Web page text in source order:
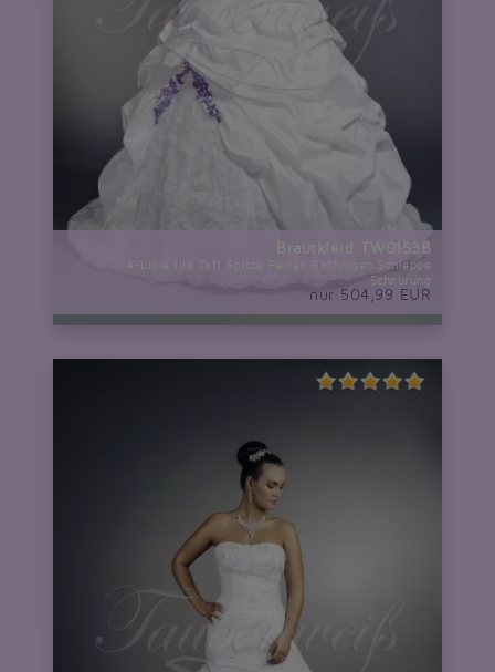
Brautkleid TW0153B
A-Linie lila Taft Spitze Perlen Raffungen Schleppe
Schnürung
nur 504,99 EUR